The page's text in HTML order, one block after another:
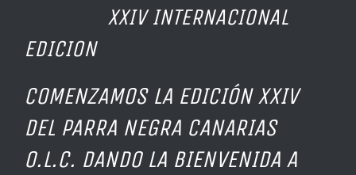
XXIV INTERNACIONAL
EDICION
COMENZAMOS LA EDICIÓN XXIV
DEL PARRA NEGRA CANARIAS
O.L.C. DANDO LA BIENVENIDA A